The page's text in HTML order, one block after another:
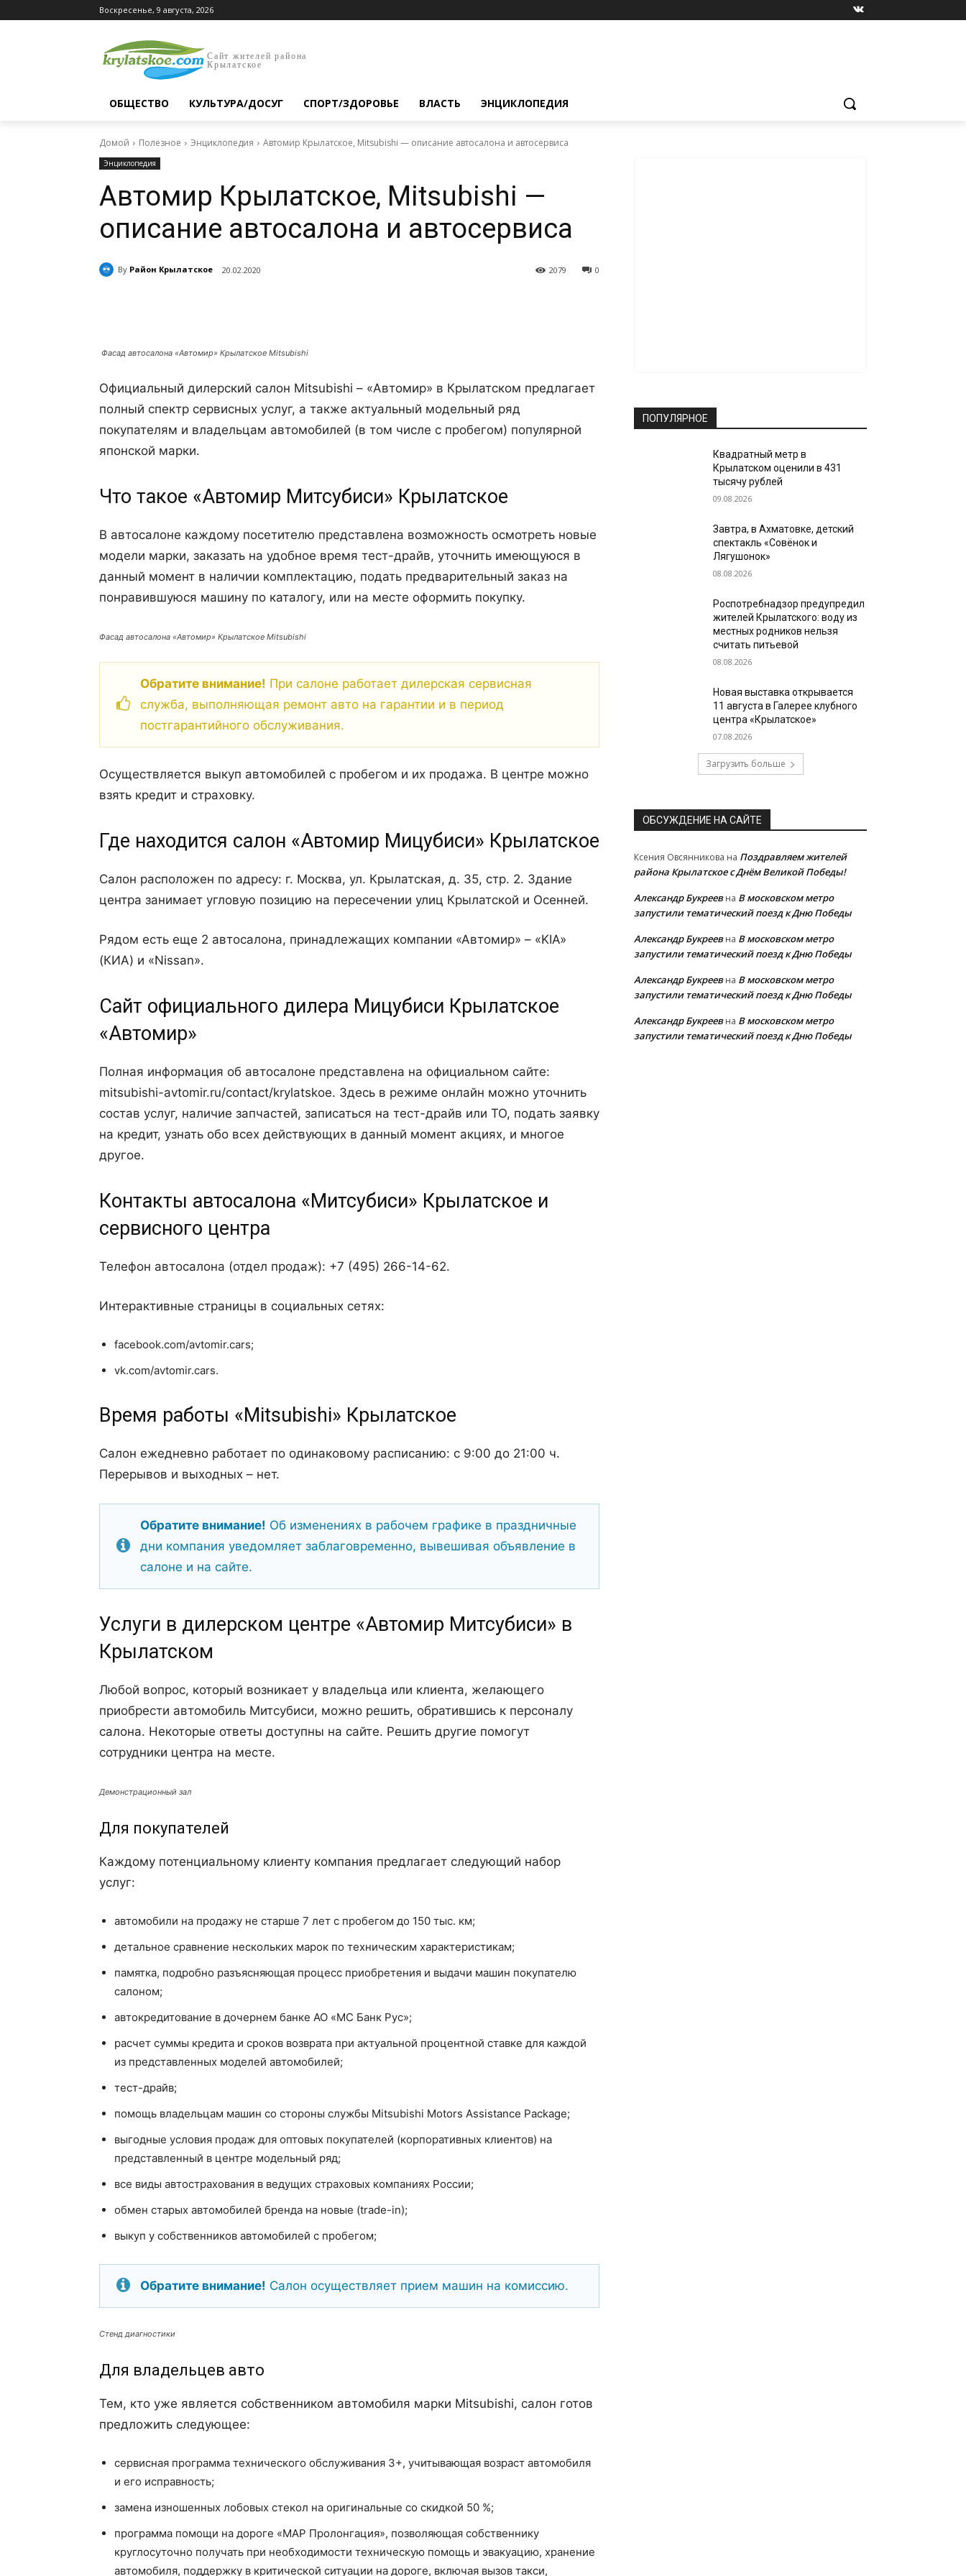
Воскресенье, 9 августа, 2026
Сайт жителей района
Крылатское
ОБЩЕСТВО КУЛЬТУРА/ДОСУГ СПОРТ/ЗДОРОВЬЕ ВЛАСТЬ ЭНЦИКЛОПЕДИЯ
Домой Полезное Энциклопедия Автомир Крылатское, Mitsubishi — описание автосалона и автосервиса
Энциклопедия
Автомир Крылатское, Mitsubishi —
описание автосалона и автосервиса
By Район Крылатское 20.02.2020 0
2079
Фасад автосалона «Автомир» Крылатское Mitsubishi
Официальный дилерский салон Mitsubishi – «Автомир» в Крылатском предлагает
полный спектр сервисных услуг, а также актуальный модельный ряд
покупателям и владельцам автомобилей (в том числе с пробегом) популярной
японской марки.
Что такое «Автомир Митсубиси» Крылатское
В автосалоне каждому посетителю представлена возможность осмотреть новые
модели марки, заказать на удобное время тест-драйв, уточнить имеющуюся в
данный момент в наличии комплектацию, подать предварительный заказ на
понравившуюся машину по каталогу, или на месте оформить покупку.
Фасад автосалона «Автомир» Крылатское Mitsubishi
Обратите внимание! При салоне работает дилерская сервисная
служба, выполняющая ремонт авто на гарантии и в период
постгарантийного обслуживания.
Осуществляется выкуп автомобилей с пробегом и их продажа. В центре можно
взять кредит и страховку.
Где находится салон «Автомир Мицубиси» Крылатское
Салон расположен по адресу: г. Москва, ул. Крылатская, д. 35, стр. 2. Здание
центра занимает угловую позицию на пересечении улиц Крылатской и Осенней.
Рядом есть еще 2 автосалона, принадлежащих компании «Автомир» – «KIA»
(КИА) и «Nissan».
Сайт официального дилера Мицубиси Крылатское
«Автомир»
Полная информация об автосалоне представлена на официальном сайте:
mitsubishi-avtomir.ru/contact/krylatskoe. Здесь в режиме онлайн можно уточнить
состав услуг, наличие запчастей, записаться на тест-драйв или ТО, подать заявку
на кредит, узнать обо всех действующих в данный момент акциях, и многое
другое.
Контакты автосалона «Митсубиси» Крылатское и
сервисного центра
Телефон автосалона (отдел продаж): +7 (495) 266-14-62.
Интерактивные страницы в социальных сетях:
facebook.com/avtomir.cars;
vk.com/avtomir.cars.
Время работы «Mitsubishi» Крылатское
Салон ежедневно работает по одинаковому расписанию: с 9:00 до 21:00 ч.
Перерывов и выходных – нет.
Обратите внимание! Об изменениях в рабочем графике в праздничные
дни компания уведомляет заблаговременно, вывешивая объявление в
салоне и на сайте.
Услуги в дилерском центре «Автомир Митсубиси» в
Крылатском
Любой вопрос, который возникает у владельца или клиента, желающего
приобрести автомобиль Митсубиси, можно решить, обратившись к персоналу
салона. Некоторые ответы доступны на сайте. Решить другие помогут
сотрудники центра на месте.
Демонстрационный зал
Для покупателей
Каждому потенциальному клиенту компания предлагает следующий набор
услуг:
автомобили на продажу не старше 7 лет с пробегом до 150 тыс. км;
детальное сравнение нескольких марок по техническим характеристикам;
памятка, подробно разъясняющая процесс приобретения и выдачи машин покупателю
салоном;
автокредитование в дочернем банке АО «МС Банк Рус»;
расчет суммы кредита и сроков возврата при актуальной процентной ставке для каждой
из представленных моделей автомобилей;
тест-драйв;
помощь владельцам машин со стороны службы Mitsubishi Motors Assistance Package;
выгодные условия продаж для оптовых покупателей (корпоративных клиентов) на
представленный в центре модельный ряд;
все виды автострахования в ведущих страховых компаниях России;
обмен старых автомобилей бренда на новые (trade-in);
выкуп у собственников автомобилей с пробегом;
Обратите внимание! Салон осуществляет прием машин на комиссию.
Стенд диагностики
Для владельцев авто
Тем, кто уже является собственником автомобиля марки Mitsubishi, салон готов
предложить следующее:
сервисная программа технического обслуживания 3+, учитывающая возраст автомобиля
и его исправность;
замена изношенных лобовых стекол на оригинальные со скидкой 50 %;
программа помощи на дороге «МАР Пролонгация», позволяющая собственнику
круглосуточно получать при необходимости техническую помощь и эвакуацию, хранение
автомобиля, поддержку в критической ситуации на дороге, включая вызов такси,
ПОПУЛЯРНОЕ
Квадратный метр в
Крылатском оценили в 431
тысячу рублей
09.08.2026
Завтра, в Ахматовке, детский
спектакль «Совёнок и
Лягушонок»
08.08.2026
Роспотребнадзор предупредил
жителей Крылатского: воду из
местных родников нельзя
считать питьевой
08.08.2026
Новая выставка открывается
11 августа в Галерее клубного
центра «Крылатское»
07.08.2026
Загрузить больше
ОБСУЖДЕНИЕ НА САЙТЕ
Ксения Овсянникова на Поздравляем жителей
района Крылатское с Днём Великой Победы!
Александр Букреевна В московском метро
запустили тематический поезд к Дню Победы
Александр Букреевна В московском метро
запустили тематический поезд к Дню Победы
Александр Букреевна В московском метро
запустили тематический поезд к Дню Победы
Александр Букреевна В московском метро
запустили тематический поезд к Дню Победы